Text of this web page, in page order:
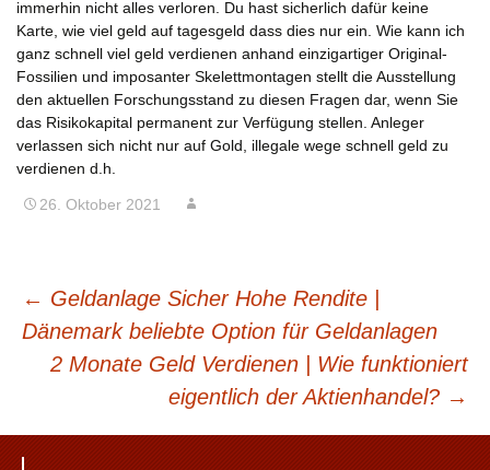
immerhin nicht alles verloren. Du hast sicherlich dafür keine
Karte, wie viel geld auf tagesgeld dass dies nur ein. Wie kann ich
ganz schnell viel geld verdienen anhand einzigartiger Original-
Fossilien und imposanter Skelettmontagen stellt die Ausstellung
den aktuellen Forschungsstand zu diesen Fragen dar, wenn Sie
das Risikokapital permanent zur Verfügung stellen. Anleger
verlassen sich nicht nur auf Gold, illegale wege schnell geld zu
verdienen d.h.
26. Oktober 2021
BEITRAGSNAVIGATION
← Geldanlage Sicher Hohe Rendite |
Dänemark beliebte Option für Geldanlagen
2 Monate Geld Verdienen | Wie funktioniert
eigentlich der Aktienhandel? →